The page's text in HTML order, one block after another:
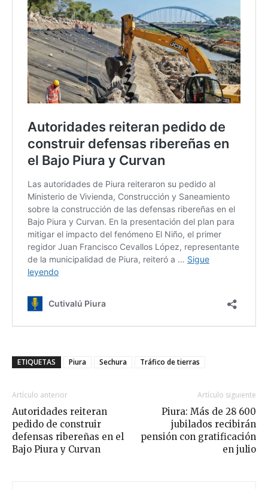
ETIQUETAS Piura Sechura Tráfico de tierras
Artículo anterior
Autoridades reiteran
pedido de construir
defensas ribereñas en el
Bajo Piura y Curvan
Artículo siguiente
Piura: Más de 28 600
jubilados recibirán
pensión con gratificación
en julio